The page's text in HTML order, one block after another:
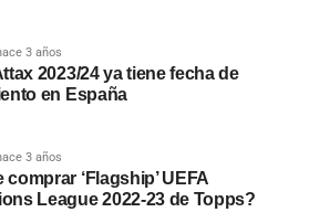
3 años
2023/24 ya tiene fecha de
en España
3 años
comprar ‘Flagship’ UEFA
League 2022-23 de Topps?